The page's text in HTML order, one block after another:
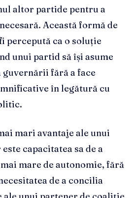
altor partide pentru a
Această formă de
percepută ca o soluție
unui partid să își asume
fără a face
în legătură cu
mari avantaje ale unui
capacitatea sa de a
mare de autonomie, fără
de a concilia